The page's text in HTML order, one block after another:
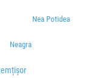
Nea Potidea
Neagra